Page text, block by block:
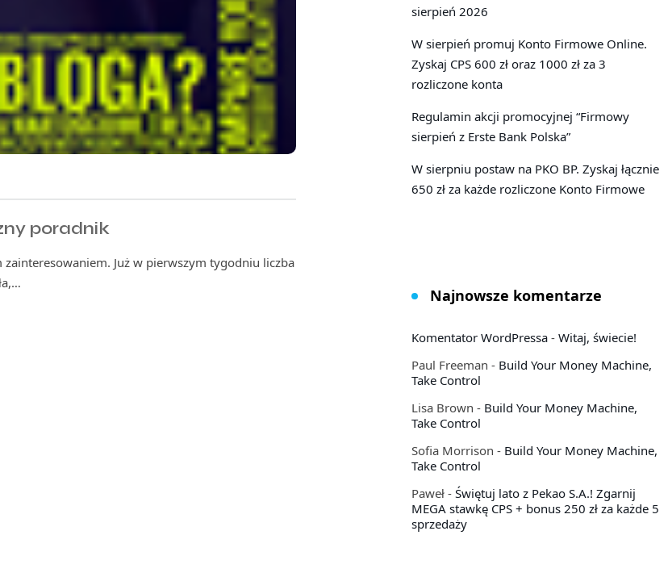
poradnik
Już w pierwszym tygodniu liczba
sierpień 2026
W sierpień promuj Konto Firmowe Online.
Zyskaj CPS 600 zł oraz 1000 zł za 3
rozliczone konta
Regulamin akcji promocyjnej “Firmowy
sierpień z Erste Bank Polska”
W sierpniu postaw na PKO BP. Zyskaj łącznie
650 zł za każde rozliczone Konto Firmowe
Najnowsze komentarze
Komentator WordPressa- Witaj, świecie!
Paul Freeman - Build Your Money Machine,
Take Control
Lisa Brown - Build Your Money Machine,
Take Control
Sofia Morrison - Build Your Money Machine,
Take Control
Paweł- Świętuj lato z Pekao S.A.! Zgarnij
MEGA stawkę CPS + bonus 250 zł za każde 5
sprzedaży